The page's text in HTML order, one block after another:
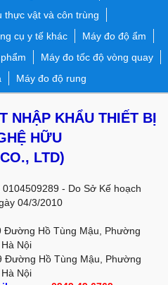
thực vật và côn trùng
cụ y tế khác
Máy đo độ ẩm
Máy đo tốc độ vòng quay
Máy đo độ rung
NHẬP KHẨU THIẾT BỊ
HỮU
LTD)
- Do Sở Kế hoạch
04/3/2010
Đường Hồ Tùng Mậu, Phường
Nội
Đường Hồ Tùng Mậu, Phường
Nội